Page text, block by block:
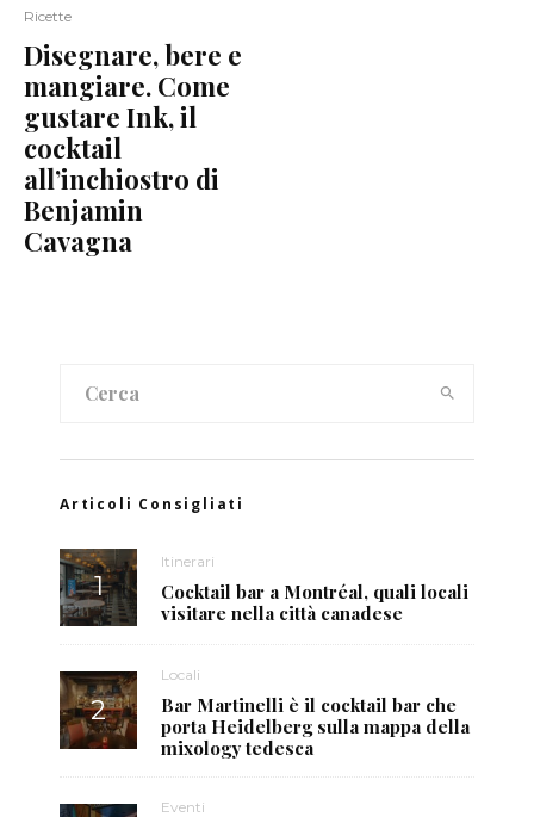
Ricette
Disegnare, bere e
mangiare. Come
gustare Ink, il
cocktail
all’inchiostro di
Benjamin
Cavagna
Articoli Consigliati
Itinerari
Cocktail bar a Montréal, quali locali
visitare nella città canadese
Locali
Bar Martinelli è il cocktail bar che
porta Heidelberg sulla mappa della
mixology tedesca
Eventi